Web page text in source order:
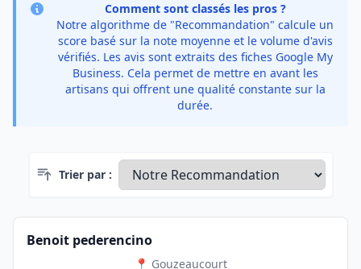
Comment sont classés les pros ?
Notre algorithme de "Recommandation" calcule un
score basé sur la note moyenne et le volume d'avis
vérifiés. Les avis sont extraits des fiches Google My
Business. Cela permet de mettre en avant les
artisans qui offrent une qualité constante sur la
durée.
Trier par :
Benoit pederencino
📍 Gouzeaucourt